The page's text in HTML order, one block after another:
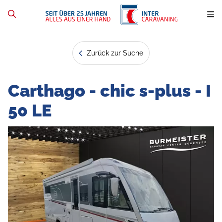
Zurück zur Suche
Carthago - chic s-plus - I
50 LE